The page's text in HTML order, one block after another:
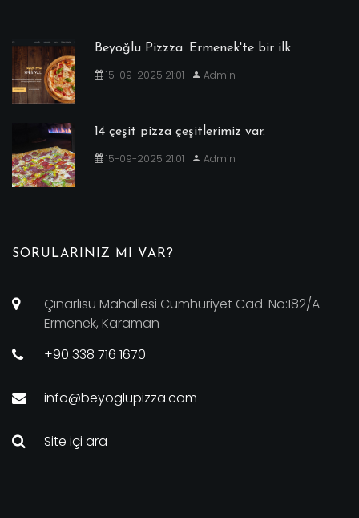
Beyoğlu Pizzza: Ermenek'te bir ilk
15-09-2025 21:01 Admin
14 çeşit pizza çeşitlerimiz var.
15-09-2025 21:01 Admin
SORULARINIZ MI VAR?
Çınarlısu Mahallesi Cumhuriyet Cad. No:182/A
Ermenek, Karaman
+90 338 716 1670
info@beyoglupizza.com
Site içi ara